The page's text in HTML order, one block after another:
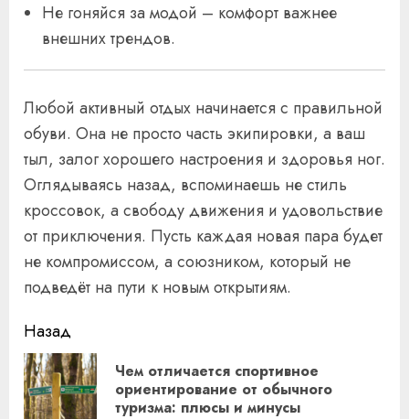
Не гоняйся за модой – комфорт важнее
внешних трендов.
Любой активный отдых начинается с правильной
обуви. Она не просто часть экипировки, а ваш
тыл, залог хорошего настроения и здоровья ног.
Оглядываясь назад, вспоминаешь не стиль
кроссовок, а свободу движения и удовольствие
от приключения. Пусть каждая новая пара будет
не компромиссом, а союзником, который не
подведёт на пути к новым открытиям.
Продолжить
чтение
Назад
Чем отличается спортивное
ориентирование от обычного
туризма: плюсы и минусы